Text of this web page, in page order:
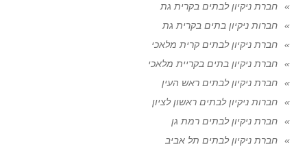
חברת ניקיון לבתים בקרית גת
חברות ניקיון בתים בקרית גת
חברת ניקיון לבתים קרית מלאכי
חברת ניקיון בתים בקריית מלאכי
חברת ניקיון לבתים ראש העין
חברות ניקיון לבתים ראשון לציון
חברת ניקיון לבתים רמת גן
חברת ניקיון לבתים תל אביב